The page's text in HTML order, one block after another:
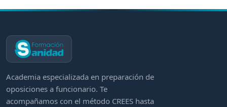
Academia especializada en preparación de
oposiciones a funcionario. Te
acompañamos con el método CREES hasta